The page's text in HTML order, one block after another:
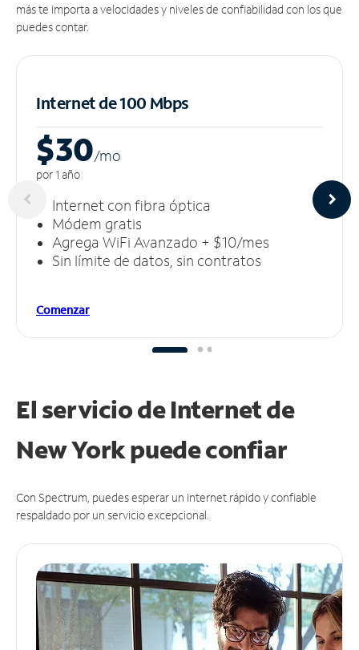
más te importa a velocidades y niveles de confiabilidad con los que
puedes contar.
Internet de 100 Mbps
$30/mo
por 1 año
Internet con fibra óptica
Módem gratis
Agrega WiFi Avanzado + $10/mes
Sin límite de datos, sin contratos
Comenzar
El servicio de Internet de
New York puedeconfiar
Con Spectrum, puedes esperar un Internet rápido y confiable
respaldado por un servicio excepcional.